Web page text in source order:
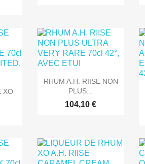
XO
 Aperçu rapide
RHUM A.H. RIISE NON
PLUS...
104,10 €